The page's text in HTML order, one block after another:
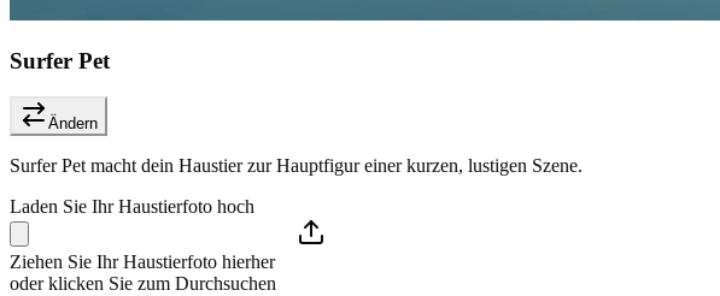
Surfer Pet
Ändern
Surfer Pet macht dein Haustier zur Hauptfigur einer kurzen, lustigen Szene.
Laden Sie Ihr Haustierfoto hoch
Ziehen Sie Ihr Haustierfoto hierher
oder klicken Sie zum Durchsuchen